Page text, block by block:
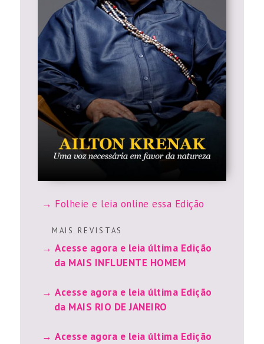
Folheie e leia online essa Edição
M A I S R E V I S T A S
Acesse agora e leia última Edição
da MAIS INFLUENTE HOMEM
Acesse agora e leia última Edição
da MAIS RIO DE JANEIRO
Acesse agora e leia última Edição